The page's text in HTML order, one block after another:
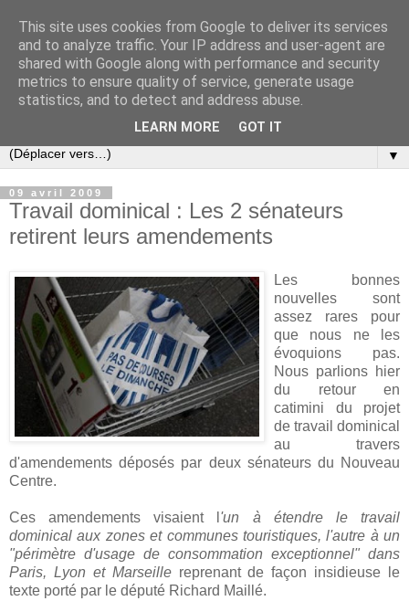
Slovar les Nouvelles
Blog citoyen d'informations, de décryptages et de
commentaires depuis 2005
▼
09 avril 2009
Travail dominical : Les 2 sénateurs
retirent leurs amendements
Les bonnes
nouvelles sont
assez rares pour
que nous ne les
évoquions pas.
Nous parlions hier
du retour en
catimini du projet
de travail dominical
au travers
d'amendements déposés par deux sénateurs du Nouveau
Centre.
Ces amendements visaient l 'un à étendre le travail
dominical aux zones et communes touristiques, l'autre à un
"périmètre d'usage de consommation exceptionnel" dans
Paris, Lyon et Marseillereprenant de façon insidieuse le
texte porté par le député Richard Maillé.
This site uses cookies from Google to deliver its services
and to analyze traffic. Your IP address and user-agent are
shared with Google along with performance and security
metrics to ensure quality of service, generate usage
statistics, and to detect and address abuse.
LEARN MORE GOT IT